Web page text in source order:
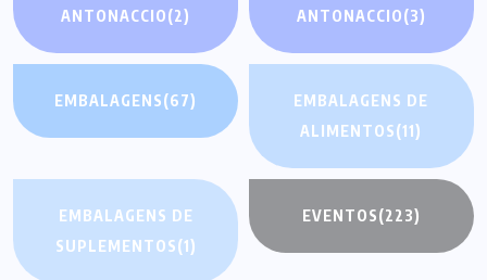
ANTONACCIO(2)
ANTONACCIO(3)
EMBALAGENS(67)
EMBALAGENS DE
ALIMENTOS(11)
EMBALAGENS DE
SUPLEMENTOS(1)
EVENTOS(223)